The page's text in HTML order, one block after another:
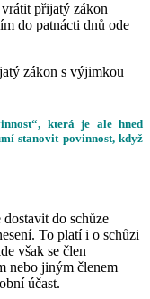
vrátit přijatý zákon
do patnácti dnů ode
zákon s výjimkou
která je ale hned
stanovit povinnost, když
dostavit do schůze
To platí i o schůzi
však se člen
nebo jiným členem
účast.